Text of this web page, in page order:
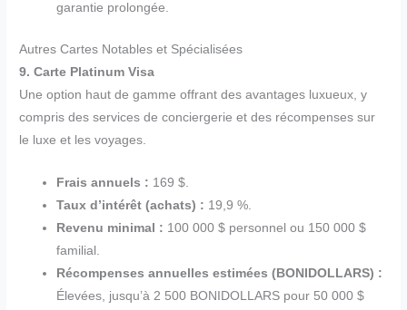
garantie prolongée.
Autres Cartes Notables et Spécialisées
9. Carte Platinum Visa
Une option haut de gamme offrant des avantages luxueux, y
compris des services de conciergerie et des récompenses sur
le luxe et les voyages.
Frais annuels : 169 $.
Taux d’intérêt (achats) : 19,9 %.
Revenu minimal : 100 000 $ personnel ou 150 000 $
familial.
Récompenses annuelles estimées (BONIDOLLARS) :
Élevées, jusqu’à 2 500 BONIDOLLARS pour 50 000 $